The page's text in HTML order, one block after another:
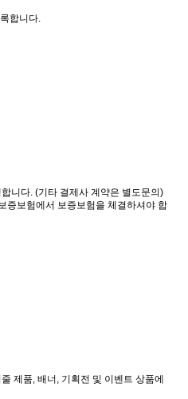
합니다.
니다. (기타 결제사 계약은 별도문의)
증보험에서 보증보험을 체결하셔야 합
제품, 배너, 기획전 및 이벤트 상품에